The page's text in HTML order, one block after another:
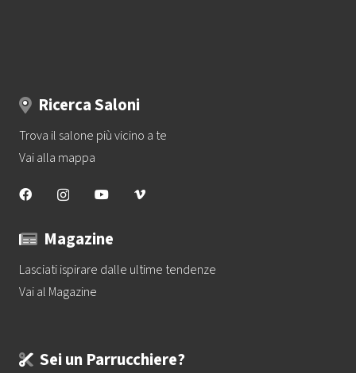
Ricerca Saloni
Trova il salone più vicino a te
Vai alla mappa
Magazine
Lasciati ispirare dalle ultime tendenze
Vai al Magazine
Sei un Parrucchiere?